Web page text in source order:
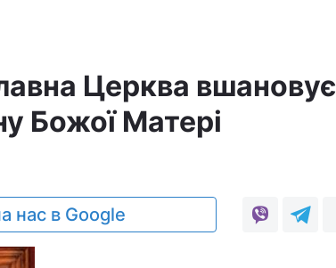
Церква вшановує
Божої Матері
нас в Google